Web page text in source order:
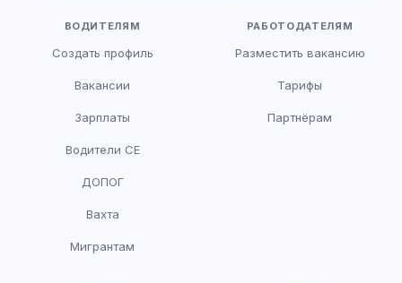
ВОДИТЕЛЯМ
Создать профиль
Вакансии
Зарплаты
Водители CE
ДОПОГ
Вахта
Мигрантам
РАБОТОДАТЕЛЯМ
Разместить вакансию
Тарифы
Партнёрам
HR-консультант
Здравствуйте! Я AI-консультант DriveJob.